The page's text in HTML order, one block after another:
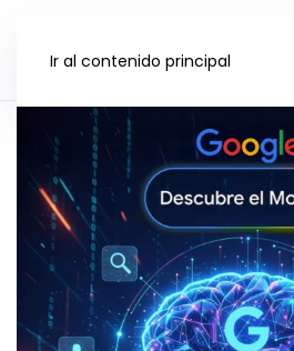
Ir al contenido principal